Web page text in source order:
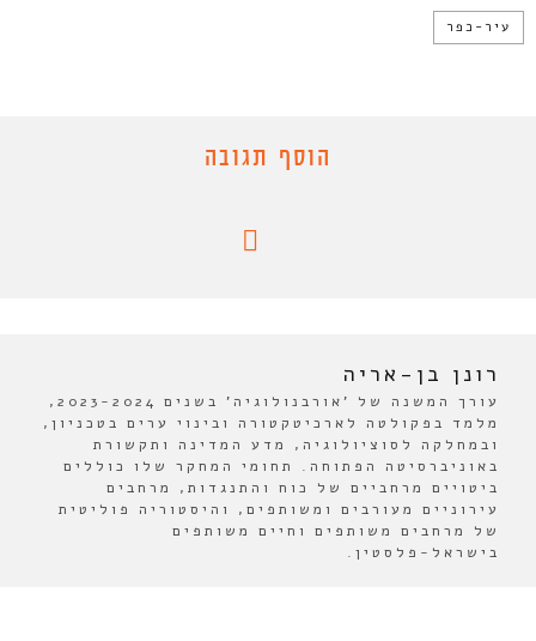
עיר-כפר
הוסף תגובה
רונן בן-אריה
עורך המשנה של 'אורבנולוגיה' בשנים 2023-2024,
מלמד בפקולטה לארכיטקטורה ובינוי ערים בטכניון,
ובמחלקה לסוציולוגיה, מדע המדינה ותקשורת
באוניברסיטה הפתוחה. תחומי המחקר שלו כוללים
ביטויים מרחביים של כוח והתנגדות, מרחבים
עירוניים מעורבים ומשותפים, והיסטוריה פוליטית
של מרחבים משותפים וחיים משותפים
בישראל-פלסטין.